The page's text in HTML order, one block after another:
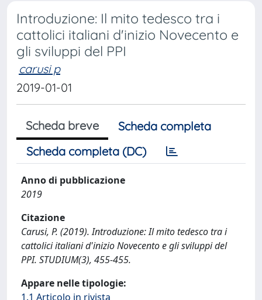
Introduzione: Il mito tedesco tra i
cattolici italiani d'inizio Novecento e
gli sviluppi del PPI
carusi p
2019-01-01
Scheda breve
Scheda completa
Scheda completa (DC)
Anno di pubblicazione
2019
Citazione
Carusi, P. (2019). Introduzione: Il mito tedesco tra i
cattolici italiani d'inizio Novecento e gli sviluppi del
PPI. STUDIUM(3), 455-455.
Appare nelle tipologie:
1.1 Articolo in rivista